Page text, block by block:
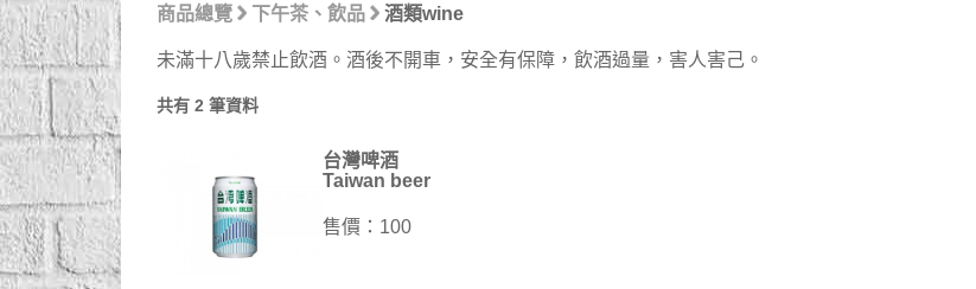
商品總覽 下午茶、飲品 酒類wine
未滿十八歲禁止飲酒。酒後不開車，安全有保障，飲酒過量，害人害己。
共有 2 筆資料
台灣啤酒
Taiwan beer
售價：100